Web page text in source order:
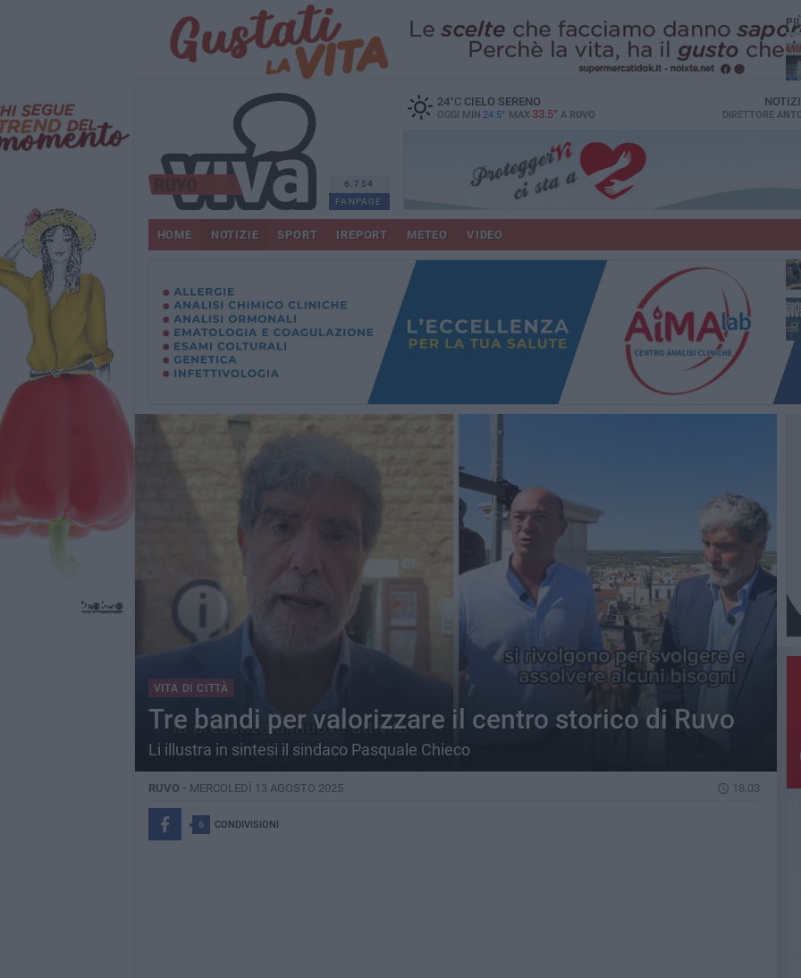
6.754
FANPAGE
24°CCIELO SERENO
OGGI MIN 24.5° MAX 33.5° A RUVO DIRETTORE
HOME NOTIZIE SPORT IREPORT METEO VIDEO
VITA DI CITTÀ
Tre bandi per valorizzare il centro storico di Ruvo
Li illustra in sintesi il sindaco Pasquale Chieco
RUVO - MERCOLEDÌ 13 AGOSTO 2025 18.03
6 CONDIVISIONI